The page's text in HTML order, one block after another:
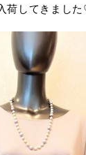
荷してきまし